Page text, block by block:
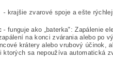
- krajšie zvarové spoje a ešte
- funguje ako „baterka": Zapálenie
na konci zvárania alebo po
krátery alebo vrubový účinok,
ktorých sa nepoužíva automatická